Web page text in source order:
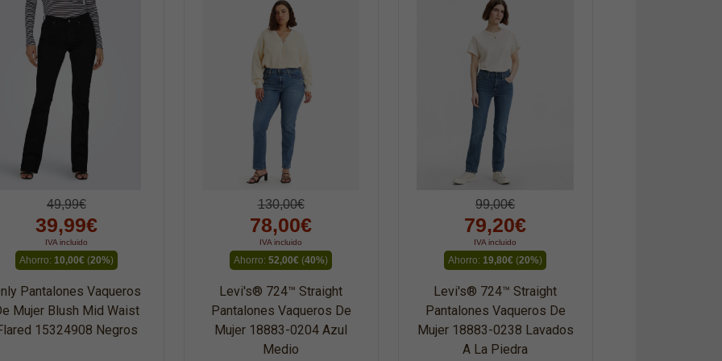
49,99€
39,99€
IVA incluido
Ahorro: 10,00€ (20%)
Pantalones Vaqueros
Mujer Blush Mid Waist
15324908 Negros
130,00€
78,00€
IVA incluido
Ahorro: 52,00€ (40%)
Levi's® 724™ Straight
Pantalones Vaqueros De
Mujer 18883-0204 Azul
Medio
99,00€
79,20€
IVA incluido
Ahorro: 19,80€ (20%)
Levi's® 724™ Straight
Pantalones Vaqueros De
Mujer 18883-0238 Lavados
A La Piedra